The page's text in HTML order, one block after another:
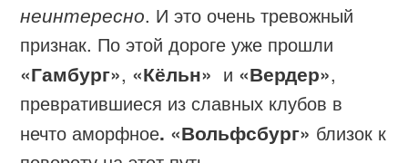
неинтересно. И это очень тревожный
признак. По этой дороге уже прошли
«Гамбург», «Кёльн» и «Вердер»,
превратившиеся из славных клубов в
нечто аморфное. «Вольфсбург» близок к